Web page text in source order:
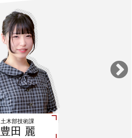
土木部技術課
豊田 麗